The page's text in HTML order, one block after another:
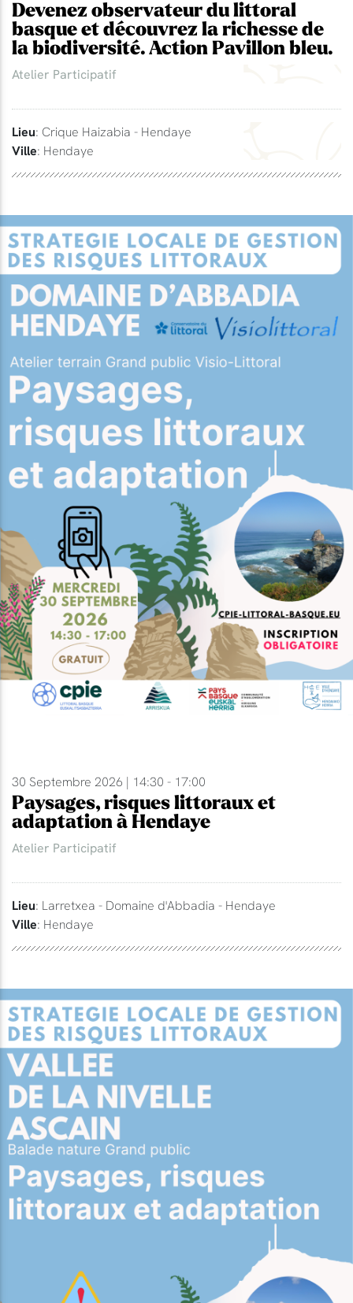
Devenez observateur du littoral
basque et découvrez la richesse de
la biodiversité. Action Pavillon bleu.
Atelier Participatif
Lieu: Crique Haizabia - Hendaye
Ville: Hendaye
30 Septembre 2026 | 14:30 - 17:00
Paysages, risques littoraux et
adaptation à Hendaye
Atelier Participatif
Lieu: Larretxea - Domaine d'Abbadia - Hendaye
Ville: Hendaye